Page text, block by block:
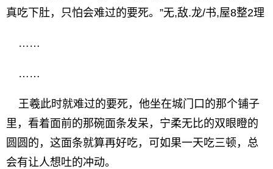
真吃下肚，只怕会难过的要死。”无,敌.龙/书,屋8整2理
……
……
王羲此时就难过的要死，他坐在城门口的那个铺子
里，看着面前的那碗面条发呆，宁柔无比的双眼瞪的
圆圆的，这面条就算再好吃，可如果一天吃三顿，总
会有让人想吐的冲动。